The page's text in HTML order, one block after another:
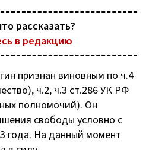
признан виновным по ч.4
ч.2, ч.3 ст.286 УК РФ
полномочий). Он
свободы условно с
года. На данный момент
рассказать?
в редакцию